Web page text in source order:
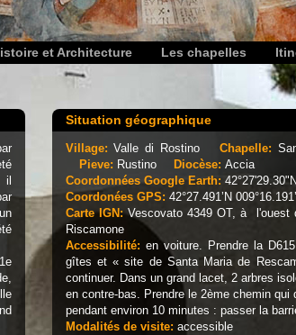
et Architecture Les chapelles
il
Situation géographique
Village:Valle di Rostino Chapelle:
Pieve: Rustino Diocèse: Accia
Coordonnées Google Earth:
Coordonées GPS: 42°27.491’N
Carte IGN:Vescovato 4349 OT, à l'ouest
Riscamone
Accessibilité: en voiture. Prendre la
gîtes et « site de Santa Maria de
continuer. Dans un grand lacet, 2 arbres
en contre-bas. Prendre le 2ème chemin
pendant environ 10 minutes : passer la
Modalités de visite: accessible